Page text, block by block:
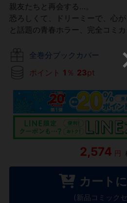
親友たちと再会する…。
恐ろしくて、ドリーミーで、心
と話題の青春ホラー、完全コミ
全巻分ブックカバー
ポイント 1 ％ 23pt
2,574 円
カート
(新品コミック